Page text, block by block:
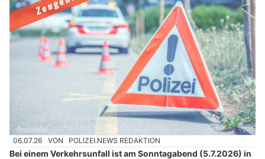
06.07.26 VON POLIZEI.NEWS REDAKTION
Bei einem Verkehrsunfall ist am Sonntagabend (5.7.2026) in